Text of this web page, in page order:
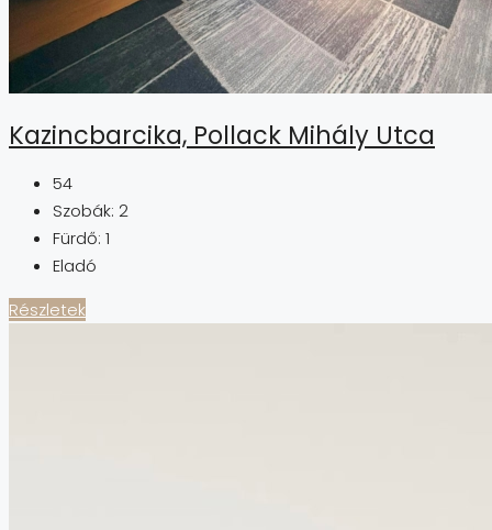
Kazincbarcika, Pollack Mihály Utca
54
Szobák: 2
Fürdő: 1
Eladó
Részletek